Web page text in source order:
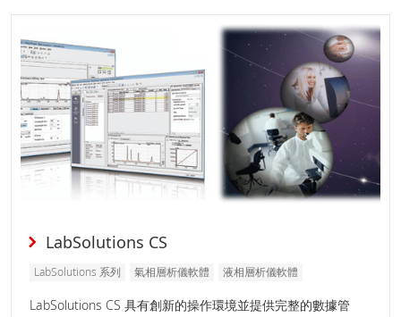
LabSolutions CS
LabSolutions 系列 氣相層析儀軟體 液相層析儀軟體
LabSolutions CS 具有創新的操作環境並提供完整的數據管